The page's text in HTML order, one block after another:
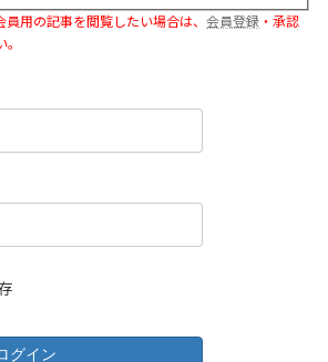
用の記事を閲覧したい場合は、 会員登録 ・承認